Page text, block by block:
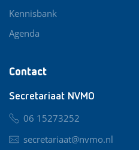
Contact
Secretariaat NVMO
06 15273252
secretariaat@nvmo.nl
Kennisbank
Agenda